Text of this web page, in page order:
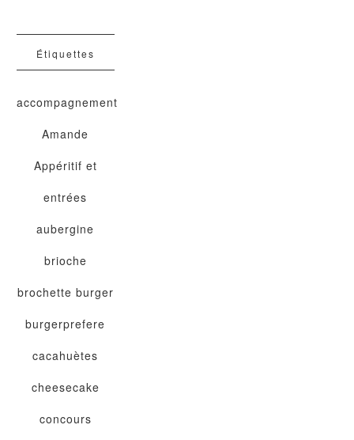
Étiquettes
accompagnement
Amande
Appéritif et
entrées
aubergine
brioche
brochette burger
burgerprefere
cacahuètes
cheesecake
concours